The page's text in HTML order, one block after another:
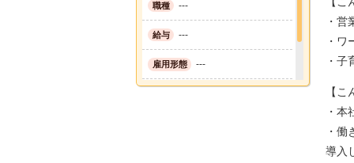
・営
・
・
【こ
・本
・
導入
職種 ---
給与 ---
雇用形態 ---